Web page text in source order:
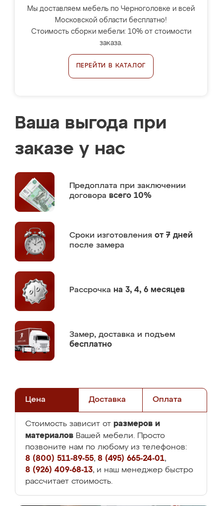
Мы доставляем мебель по Черноголовке и всей
Московской области бесплатно!
Стоимость сборки мебели: 10% от стоимости
заказа.
ПЕРЕЙТИ В КАТАЛОГ
Ваша выгода при
заказе у нас
Предоплата при заключении
договора всего 10%
Сроки изготовления от 7 дней
после замера
Рассрочка на 3, 4, 6 месяцев
Замер, доставка и подъем
бесплатно
Цена Доставка Оплата
Стоимость зависит от размеров и
материалов Вашей мебели. Просто
позвоните нам по любому из телефонов:
8 (800) 511-89-55, 8 (495) 665-24-01,
8 (926) 409-68-13, и наш менеджер быстро
рассчитает стоимость.